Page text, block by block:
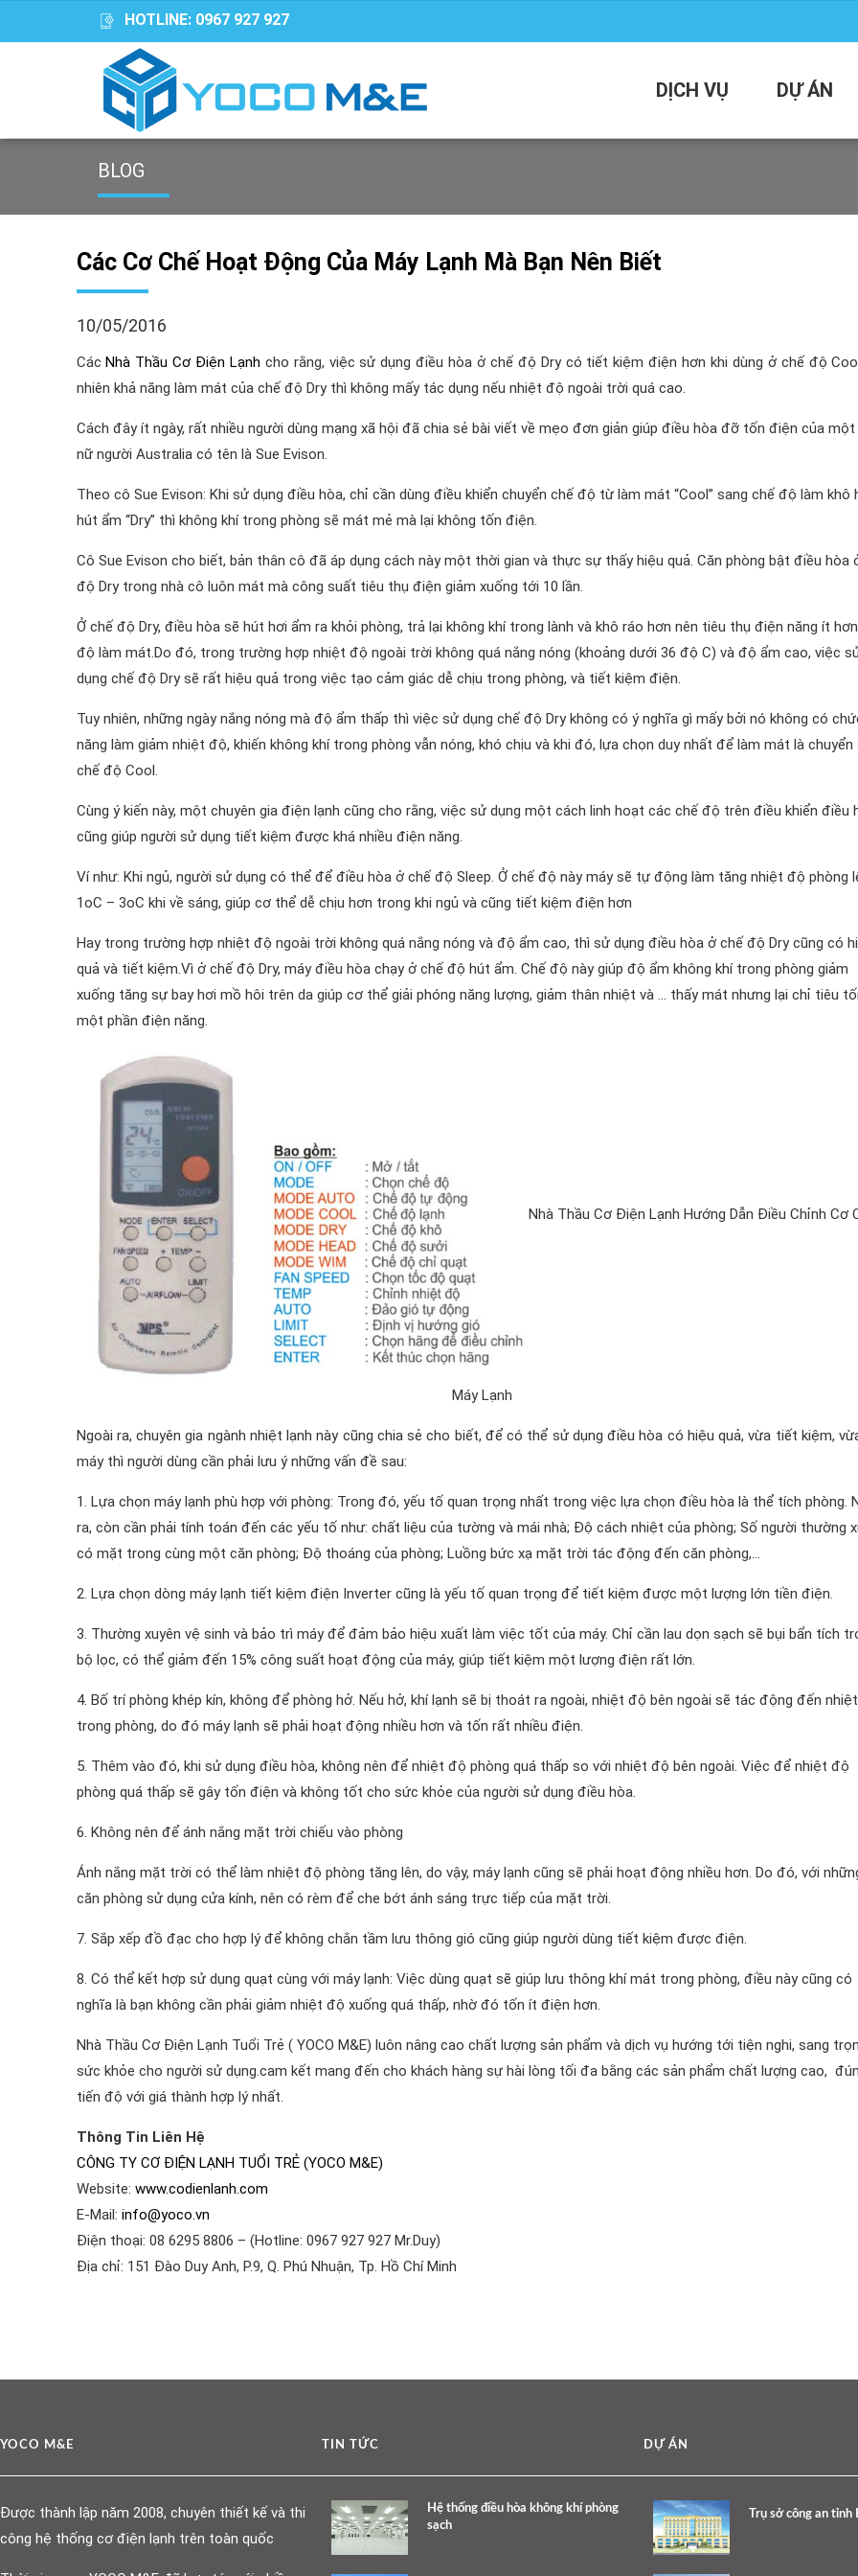
HOTLINE: 0967 927 927
DỊCH VỤ DỰ ÁN
BLOG
Các Cơ Chế Hoạt Động Của Máy Lạnh Mà Bạn Nên Biết
10/05/2016
CácNhà Thầu Cơ Điện Lạnh cho rằng, việc sử dụng điều hòa ở chế độ Dry có tiết kiệm điện hơn khi dùng ở chế độ
nhiên khả năng làm mát của chế độ Dry thì không mấy tác dụng nếu nhiệt độ ngoài trời quá cao.
Cách đây ít ngày, rất nhiều người dùng mạng xã hội đã chia sẻ bài viết về mẹo đơn giản giúp điều hòa đỡ tốn điện của một
nữ người Australia có tên là Sue Evison.
Theo cô Sue Evison: Khi sử dụng điều hòa, chỉ cần dùng điều khiển chuyển chế độ từ làm mát “Cool” sang chế độ làm khô
hút ẩm “Dry” thì không khí trong phòng sẽ mát mẻ mà lại không tốn điện.
Cô Sue Evison cho biết, bản thân cô đã áp dụng cách này một thời gian và thực sự thấy hiệu quả. Căn phòng bật điều hòa
độ Dry trong nhà cô luôn mát mà công suất tiêu thụ điện giảm xuống tới 10 lần.
Ở chế độ Dry, điều hòa sẽ hút hơi ẩm ra khỏi phòng, trả lại không khí trong lành và khô ráo hơn nên tiêu thụ điện năng ít
độ làm mát.Do đó, trong trường hợp nhiệt độ ngoài trời không quá nắng nóng (khoảng dưới 36 độ C) và độ ẩm cao, việc
dụng chế độ Dry sẽ rất hiệu quả trong việc tạo cảm giác dễ chịu trong phòng, và tiết kiệm điện.
Tuy nhiên, những ngày nắng nóng mà độ ẩm thấp thì việc sử dụng chế độ Dry không có ý nghĩa gì mấy bởi nó không có
năng làm giảm nhiệt độ, khiến không khí trong phòng vẫn nóng, khó chịu và khi đó, lựa chọn duy nhất để làm mát là chuyển
chế độ Cool.
Cùng ý kiến này, một chuyên gia điện lạnh cũng cho rằng, việc sử dụng một cách linh hoạt các chế độ trên điều khiển điều
cũng giúp người sử dụng tiết kiệm được khá nhiều điện năng.
Ví như: Khi ngủ, người sử dụng có thể để điều hòa ở chế độ Sleep. Ở chế độ này máy sẽ tự động làm tăng nhiệt độ phòng
1oC – 3oC khi về sáng, giúp cơ thể dễ chịu hơn trong khi ngủ và cũng tiết kiệm điện hơn
Hay trong trường hợp nhiệt độ ngoài trời không quá nắng nóng và độ ẩm cao, thì sử dụng điều hòa ở chế độ Dry cũng có
quả và tiết kiệm.Vì ở chế độ Dry, máy điều hòa chạy ở chế độ hút ẩm. Chế độ này giúp độ ẩm không khí trong phòng giảm
xuống tăng sự bay hơi mồ hôi trên da giúp cơ thể giải phóng năng lượng, giảm thân nhiệt và … thấy mát nhưng lại chỉ tiêu
một phần điện năng.
Nhà Thầu Cơ Điện Lạnh Hướng Dẫn Điều Chỉnh Cơ
Máy Lạnh
Ngoài ra, chuyên gia ngành nhiệt lạnh này cũng chia sẻ cho biết, để có thể sử dụng điều hòa có hiệu quả, vừa tiết kiệm,
máy thì người dùng cần phải lưu ý những vấn đề sau:
1. Lựa chọn máy lạnh phù hợp với phòng: Trong đó, yếu tố quan trọng nhất trong việc lựa chọn điều hòa là thể tích phòng.
ra, còn cần phải tính toán đến các yếu tố như: chất liệu của tường và mái nhà; Độ cách nhiệt của phòng; Số người thường
có mặt trong cùng một căn phòng; Độ thoáng của phòng; Luồng bức xạ mặt trời tác động đến căn phòng,…
2. Lựa chọn dòng máy lạnh tiết kiệm điện Inverter cũng là yếu tố quan trọng để tiết kiệm được một lượng lớn tiền điện.
3. Thường xuyên vệ sinh và bảo trì máy để đảm bảo hiệu xuất làm việc tốt của máy. Chỉ cần lau dọn sạch sẽ bụi bẩn tích
bộ lọc, có thể giảm đến 15% công suất hoạt động của máy, giúp tiết kiệm một lượng điện rất lớn.
4. Bố trí phòng khép kín, không để phòng hở. Nếu hở, khí lạnh sẽ bị thoát ra ngoài, nhiệt độ bên ngoài sẽ tác động đến
trong phòng, do đó máy lạnh sẽ phải hoạt động nhiều hơn và tốn rất nhiều điện.
5. Thêm vào đó, khi sử dụng điều hòa, không nên để nhiệt độ phòng quá thấp so với nhiệt độ bên ngoài. Việc để nhiệt độ
phòng quá thấp sẽ gây tốn điện và không tốt cho sức khỏe của người sử dụng điều hòa.
6. Không nên để ánh nắng mặt trời chiếu vào phòng
Ánh nắng mặt trời có thể làm nhiệt độ phòng tăng lên, do vậy, máy lạnh cũng sẽ phải hoạt động nhiều hơn. Do đó, với
căn phòng sử dụng cửa kính, nên có rèm để che bớt ánh sáng trực tiếp của mặt trời.
7. Sắp xếp đồ đạc cho hợp lý để không chắn tầm lưu thông gió cũng giúp người dùng tiết kiệm được điện.
8. Có thể kết hợp sử dụng quạt cùng với máy lạnh: Việc dùng quạt sẽ giúp lưu thông khí mát trong phòng, điều này cũng có
nghĩa là bạn không cần phải giảm nhiệt độ xuống quá thấp, nhờ đó tốn ít điện hơn.
Nhà Thầu Cơ Điện Lạnh Tuổi Trẻ ( YOCO M&E) luôn nâng cao chất lượng sản phẩm và dịch vụ hướng tới tiện nghi, sang
sức khỏe cho người sử dụng.cam kết mang đến cho khách hàng sự hài lòng tối đa bằng các sản phẩm chất lượng cao,
tiến độ với giá thành hợp lý nhất.
Thông Tin Liên Hệ
CÔNG TY CƠ ĐIỆN LẠNH TUỔI TRẺ (YOCO M&E)
Website: www.codienlanh.com
E-Mail: info@yoco.vn
Điện thoại: 08 6295 8806 – (Hotline: 0967 927 927 Mr.Duy)
Địa chỉ: 151 Đào Duy Anh, P.9, Q. Phú Nhuận, Tp. Hồ Chí Minh
YOCO M&E
Được thành lập năm 2008, chuyên thiết kế và thi
công hệ thống cơ điện lạnh trên toàn quốc
TIN TỨC
Hệ thống điều hòa không khí phòng
sạch
DỰ ÁN
Trụ sở công an tỉnh